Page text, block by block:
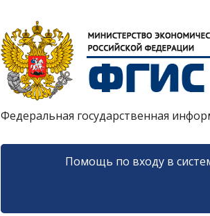
Федеральная государственная
Помощь по входу в